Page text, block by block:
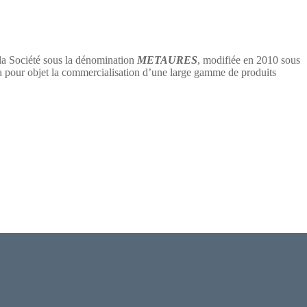
Société sous la dénomination METAURES, modifiée en 2010 sous
objet la commercialisation d’une large gamme de produits